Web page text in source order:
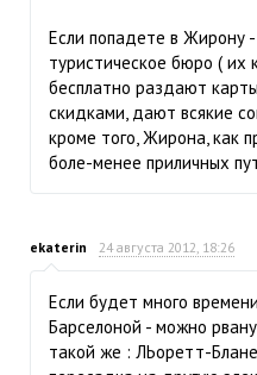
Если попадете в Жирону
туристическое бюро ( их
бесплатно раздают
скидками, дают всякие
кроме того, Жирона, как
боле-менее приличных
ekaterin 24 августа 2012, 18:26
Если будет много
Барселоной - можно
такой же : ЛЬоретт-